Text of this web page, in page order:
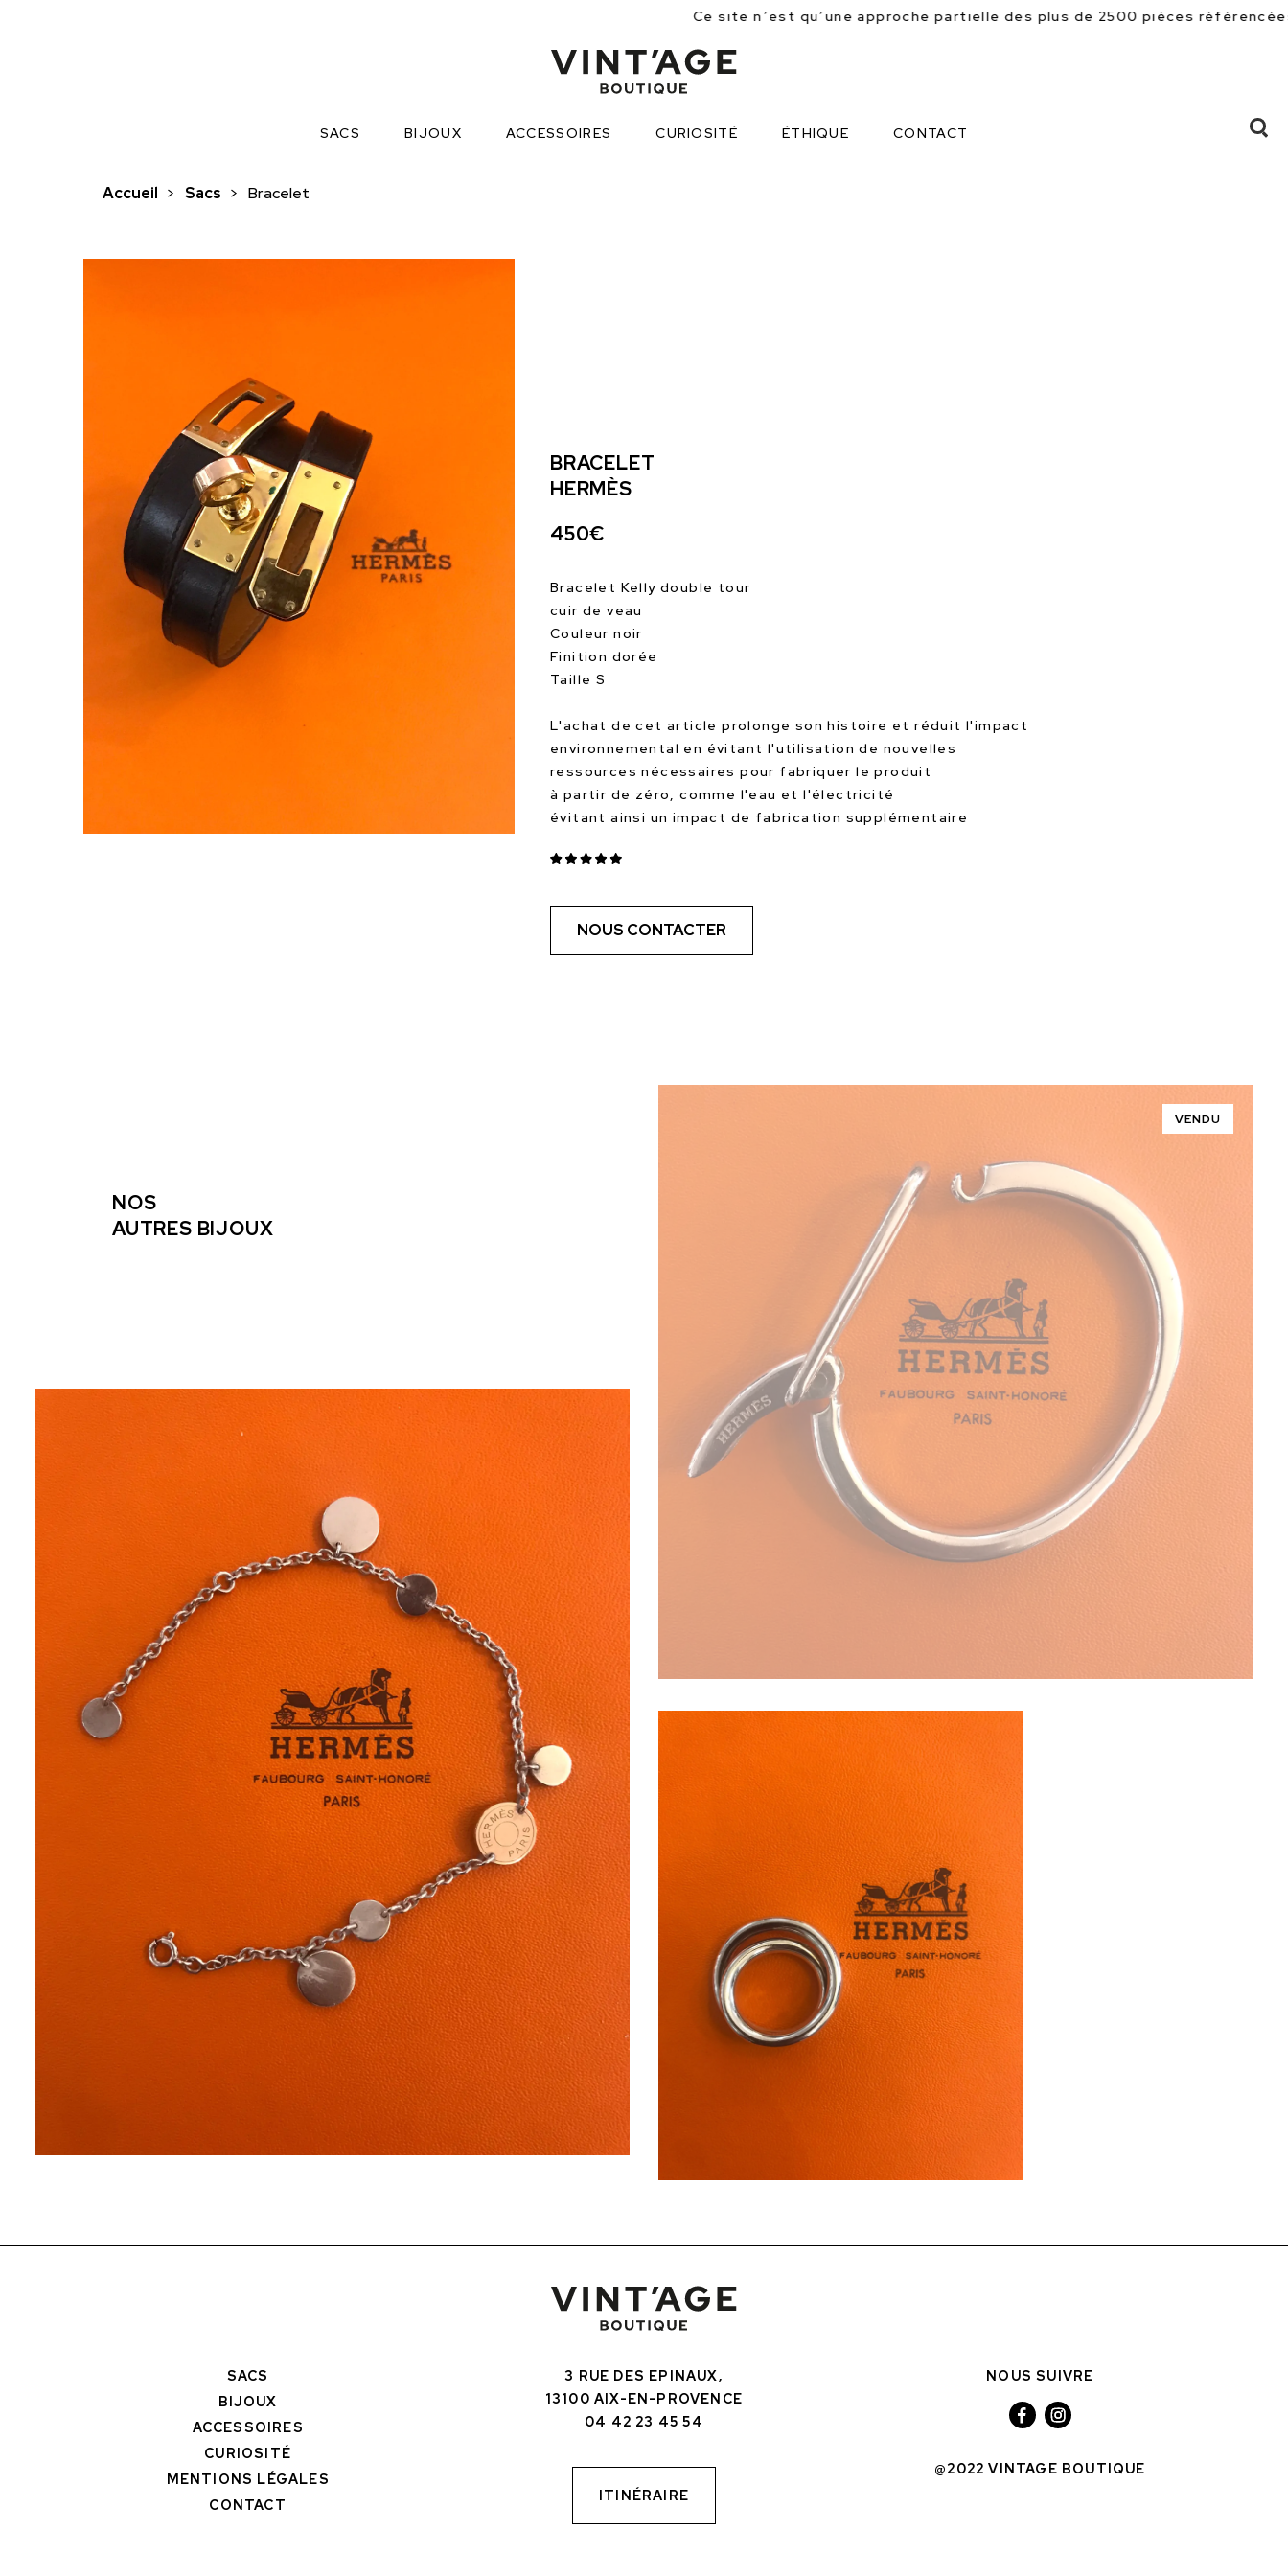
Ce site n’est qu’une approche partielle des plus de 2500 pièces référencées en magasin.
SACS BIJOUX ACCESSOIRES CURIOSITÉ ÉTHIQUE CONTACT
Accueil > Sacs > Bracelet
BRACELET
HERMÈS
450€
Bracelet Kelly double tour
cuir de veau
Couleur noir
Finition dorée
Taille S
L'achat de cet article prolonge son histoire et réduit l'impact
environnemental en évitant l'utilisation de nouvelles
ressources nécessaires pour fabriquer le produit
à partir de zéro, comme l'eau et l'électricité
évitant ainsi un impact de fabrication supplémentaire
NOUS CONTACTER
NOS
AUTRES BIJOUX
VENDU
SACS
BIJOUX
ACCESSOIRES
CURIOSITÉ
MENTIONS LÉGALES
CONTACT
3 RUE DES EPINAUX,
13100 AIX-EN-PROVENCE
04 42 23 45 54
ITINÉRAIRE
NOUS SUIVRE
@2022 VINTAGE BOUTIQUE